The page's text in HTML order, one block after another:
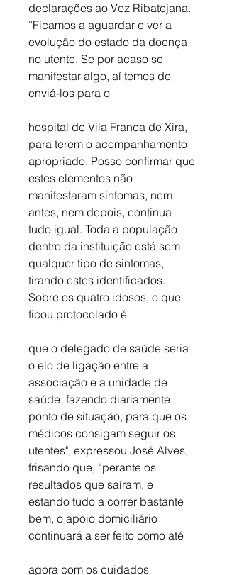
declarações ao Voz Ribatejana.
“Ficamos a aguardar e ver a
evolução do estado da doença
no utente. Se por acaso se
manifestar algo, aí temos de
enviá-los para o
hospital de Vila Franca de Xira,
para terem o acompanhamento
apropriado. Posso confirmar que
estes elementos não
manifestaram sintomas, nem
antes, nem depois, continua
tudo igual. Toda a população
dentro da instituição está sem
qualquer tipo de sintomas,
tirando estes identificados.
Sobre os quatro idosos, o que
ficou protocolado é
que o delegado de saúde seria
o elo de ligação entre a
associação e a unidade de
saúde, fazendo diariamente
ponto de situação, para que os
médicos consigam seguir os
utentes", expressou José Alves,
frisando que, “perante os
resultados que saíram, e
estando tudo a correr bastante
bem, o apoio domiciliário
continuará a ser feito como até
agora com os cuidados